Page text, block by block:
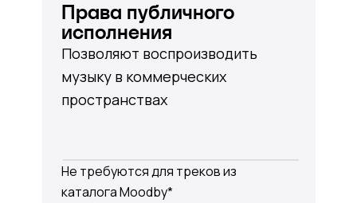
Права публичного
исполнения
Позволяют воспроизводить
музыку в коммерческих
пространствах
Не требуются для треков из
каталога Moodby*